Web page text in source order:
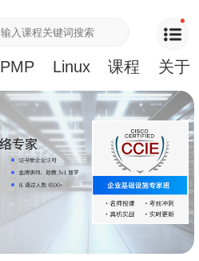
PMP Linux 课程 关于